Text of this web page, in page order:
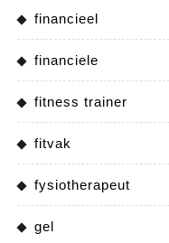
financieel
financiele
fitness trainer
fitvak
fysiotherapeut
gel